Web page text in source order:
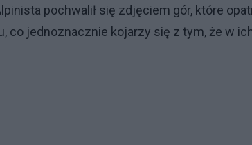
pochwalił się zdjęciem gór, które
co jednoznacznie kojarzy się z tym, że w